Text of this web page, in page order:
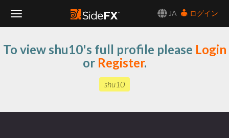
JA
ログイン
Navigation
To view shu10's full profile please Login
or Register.
shu10